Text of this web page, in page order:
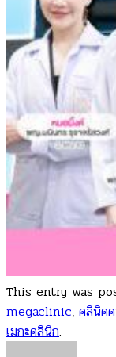
This entry was
megaclinic, คลินิค
เมกะคลินิก.